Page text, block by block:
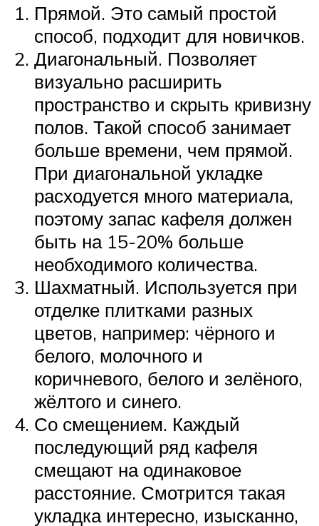
Прямой. Это самый простой
способ, подходит для новичков.
Диагональный. Позволяет
визуально расширить
пространство и скрыть кривизну
полов. Такой способ занимает
больше времени, чем прямой.
При диагональной укладке
расходуется много материала,
поэтому запас кафеля должен
быть на 15-20% больше
необходимого количества.
Шахматный. Используется при
отделке плитками разных
цветов, например: чёрного и
белого, молочного и
коричневого, белого и зелёного,
жёлтого и синего.
Со смещением. Каждый
последующий ряд кафеля
смещают на одинаковое
расстояние. Смотрится такая
укладка интересно, изысканно,